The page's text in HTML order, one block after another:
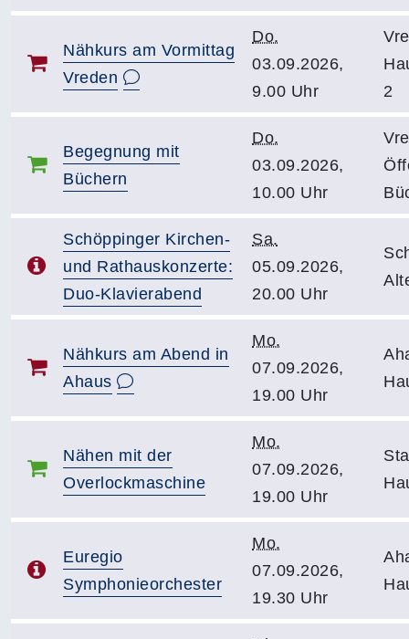
Nähkurs am Vormittag
Vreden
Do.
03.09.2026,
9.00 Uhr
2
Begegnung mit
Büchern
Do.
03.09.2026,
10.00 Uhr
Schöppinger Kirchen-
und Rathauskonzerte:
Duo-Klavierabend
Sa.
05.09.2026,
20.00 Uhr
Nähkurs am Abend in
Ahaus
Mo.
07.09.2026,
19.00 Uhr
Nähen mit der
Overlockmaschine
Mo.
07.09.2026,
19.00 Uhr
Euregio
Symphonieorchester
Mo.
07.09.2026,
19.30 Uhr